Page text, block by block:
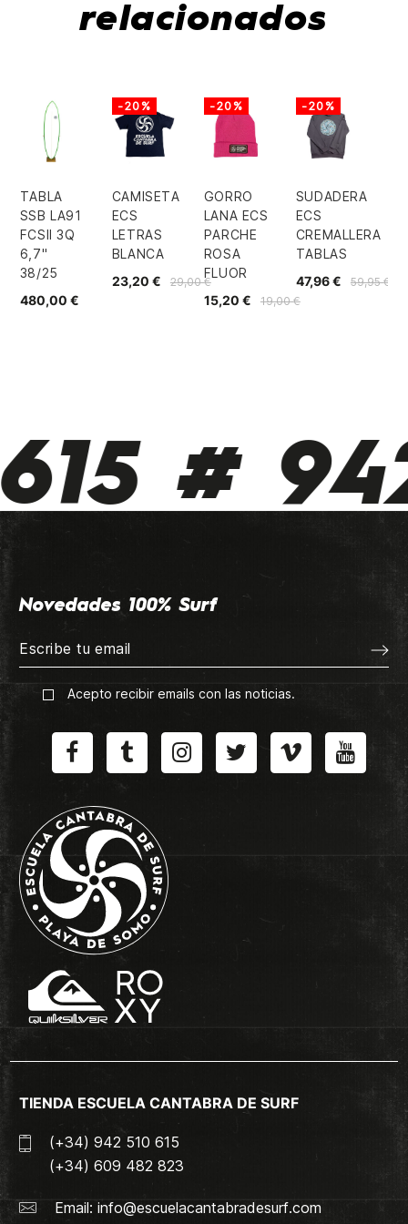
relacionados
TABLA
SSB LA91
FCSII 3Q
6,7"
38/25
480,00 €
CAMISETA
ECS
LETRAS
BLANCA
29,00 €
23,20 €
-20%
GORRO
LANA ECS
PARCHE
ROSA
FLUOR
19,00 €
15,20 €
-20%
SUDADERA
ECS
CREMALLERA
TABLAS
59,95 €
47,96 €
-20%
#
Novedades 100% Surf
Acepto recibir emails con las noticias.
TIENDA ESCUELA CANTABRA DE SURF
(+34) 942 510 615
(+34) 609 482 823
Email: info@escuelacantabradesurf.com